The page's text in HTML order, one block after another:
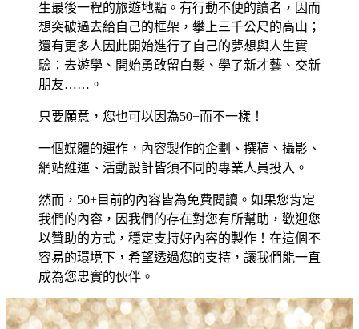
生最後一程的旅遊地點。有行動不便的讀者，因而
想突破過去給自己的框架，攀上三千公尺的高山；
還有更多人因此開始進行了自己的夢想與人生實
驗：去遊學、開始勇敢留白髮、學了新才藝、交新
朋友……。
只要願意，您也可以因為50+而不一樣！
一個媒體的運作，內容製作的企劃、撰稿、攝影、
網站維運、活動設計皆須不同的專業人員投入。
然而，50+目前的內容皆為免費閱讀。如果您肯定
我們的內容，因我們的存在對您有所幫助，歡迎您
以贊助的方式，穩定支持好內容的製作！在這個不
容易的環境下，希望透過您的支持，讓我們能一直
成為您忠實的伙伴。